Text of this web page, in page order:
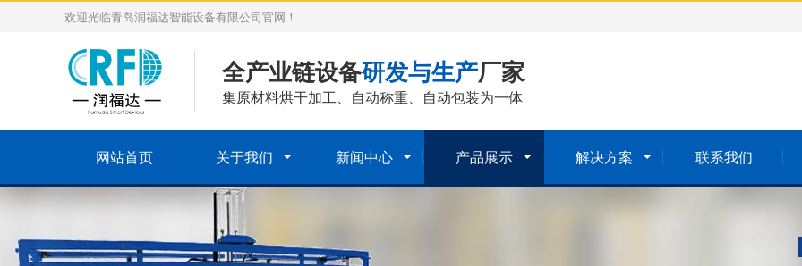
欢迎光临青岛润福达智能设备有限公司官网！
全产业链设备研发与生产厂家
集原材料烘干加工、自动称重、自动包装为一体
网站首页 关于我们 新闻中心 产品展示 解决方案 联系我们